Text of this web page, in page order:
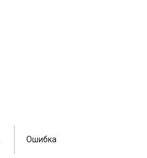
Ошибка